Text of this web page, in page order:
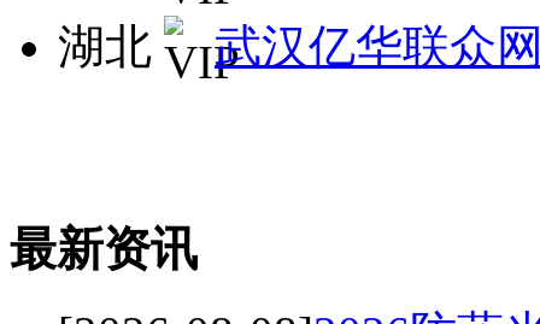
湖北
武汉亿华联众
最新资讯